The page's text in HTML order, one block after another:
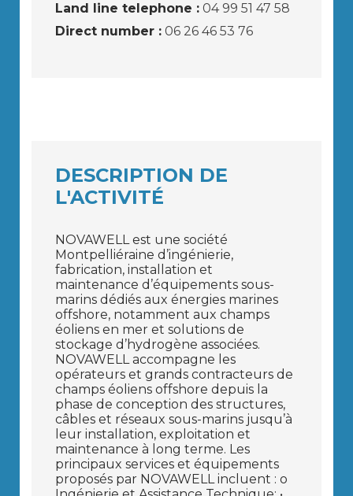
Land line telephone : 04 99 51 47 58
Direct number : 06 26 46 53 76
DESCRIPTION DE
L'ACTIVITÉ
NOVAWELL est une société
Montpelliéraine d’ingénierie,
fabrication, installation et
maintenance d’équipements sous-
marins dédiés aux énergies marines
offshore, notamment aux champs
éoliens en mer et solutions de
stockage d’hydrogène associées.
NOVAWELL accompagne les
opérateurs et grands contracteurs de
champs éoliens offshore depuis la
phase de conception des structures,
câbles et réseaux sous-marins jusqu’à
leur installation, exploitation et
maintenance à long terme. Les
principaux services et équipements
proposés par NOVAWELL incluent : o